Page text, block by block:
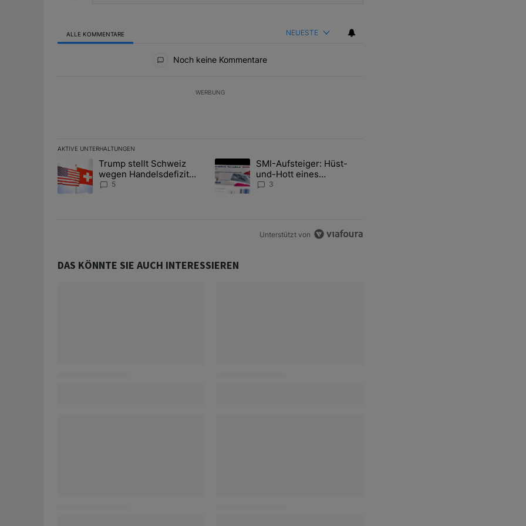
ALLE KOMMENTARE NEUESTE
Noch keine Kommentare
WERBUNG
AKTIVE UNTERHALTUNGEN
Das Folgende ist eine Liste der am meisten kommentierten Artikel der letzten 7 days.
Ein Trendartikel mit dem Titel "Trump stellt Schweiz wegen Handelsdefizit erneut an den Pranger" mit 5 kommentare.
Trump stellt Schweiz
wegen Handelsdefizit
erneut an den Pranger
5
Ein Trendartikel mit dem Titel "SMI-Aufsteiger: Hüst-und-Hott eines
SMI-Aufsteiger: Hüst-
und-Hott eines
Anlagestrategen
3
Unterstützt von
DAS KÖNNTE SIE AUCH INTERESSIEREN